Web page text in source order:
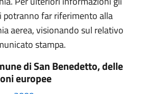
potranno far riferimento alla
aerea, visionando sul relativo
stampa.
di San Benedetto, delle
europee